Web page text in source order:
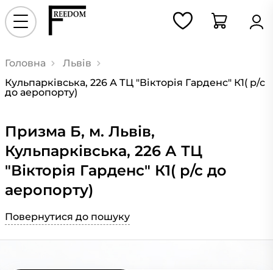
Головна
Львів
Кульпарківська, 226 А ТЦ "Вікторія Гарденс" К1( р/с
до аеропорту)
Призма Б, м. Львів,
Кульпарківська, 226 А ТЦ
"Вікторія Гарденс" К1( р/с до
аеропорту)
Повернутися до пошуку